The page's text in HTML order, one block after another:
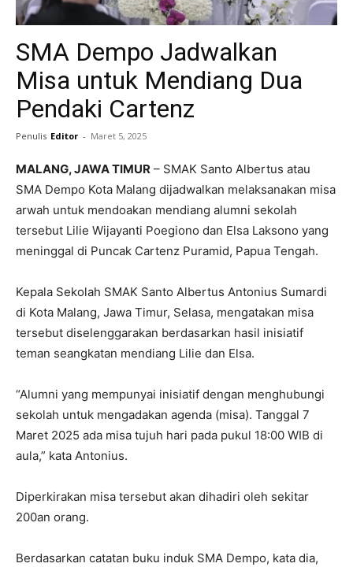
SMA Dempo Jadwalkan
Misa untuk Mendiang Dua
Pendaki Cartenz
Penulis Editor - Maret 5, 2025
MALANG, JAWA TIMUR – SMAK Santo Albertus atau
SMA Dempo Kota Malang dijadwalkan melaksanakan misa
arwah untuk mendoakan mendiang alumni sekolah
tersebut Lilie Wijayanti Poegiono dan Elsa Laksono yang
meninggal di Puncak Cartenz Puramid, Papua Tengah.
Kepala Sekolah SMAK Santo Albertus Antonius Sumardi
di Kota Malang, Jawa Timur, Selasa, mengatakan misa
tersebut diselenggarakan berdasarkan hasil inisiatif
teman seangkatan mendiang Lilie dan Elsa.
“Alumni yang mempunyai inisiatif dengan menghubungi
sekolah untuk mengadakan agenda (misa). Tanggal 7
Maret 2025 ada misa tujuh hari pada pukul 18:00 WIB di
aula,” kata Antonius.
Diperkirakan misa tersebut akan dihadiri oleh sekitar
200an orang.
Berdasarkan catatan buku induk SMA Dempo, kata dia,